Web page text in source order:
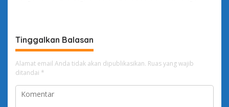
Tinggalkan Balasan
Alamat email Anda tidak akan dipublikasikan. Ruas yang wajib
ditandai *